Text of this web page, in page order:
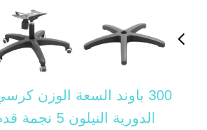
300 باوند السعة الوزن
الدورية النيلون 5 نجمة قدم كرسي الساقين